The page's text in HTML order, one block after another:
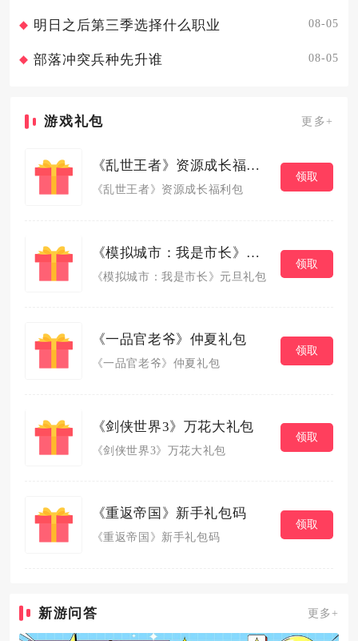
明日之后第三季选择什么职业 08-05
部落冲突兵种先升谁 08-05
游戏礼包 更多+
《乱世王者》资源成长福利包
《乱世王者》资源成长福利包
领取
《模拟城市：我是市长》元旦礼包
《模拟城市：我是市长》元旦礼包
领取
《一品官老爷》仲夏礼包
《一品官老爷》仲夏礼包
领取
《剑侠世界3》万花大礼包
《剑侠世界3》万花大礼包
领取
《重返帝国》新手礼包码
《重返帝国》新手礼包码
领取
新游问答 更多+